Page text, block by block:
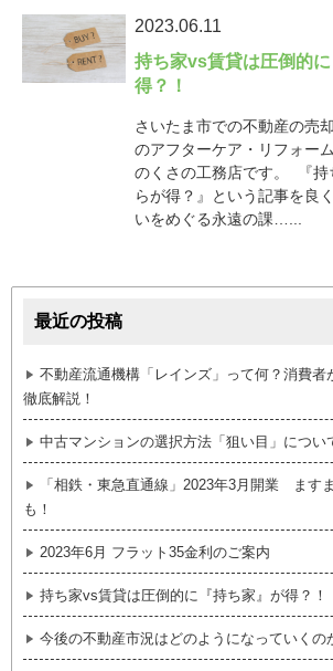
2023.06.11
持ち家vs賃貸は圧倒的
得？！
さいたま市での不動産の売
のアフターケア・リフォー
のくさの工務店です。 『持
らが得？』という記事を良
いをめぐる永遠の課…...
最近の投稿
不動産流通機構「レインズ」って何？消費者
徹底解説！
中古マンションの選択方法「狙い目」につい
「相鉄・東急直通線」2023年3月開業 ます
も！
2023年6月 フラット35金利のご案内
持ち家vs賃貸は圧倒的に『持ち家』が得？！
今後の不動産市況はどのようになっていくの